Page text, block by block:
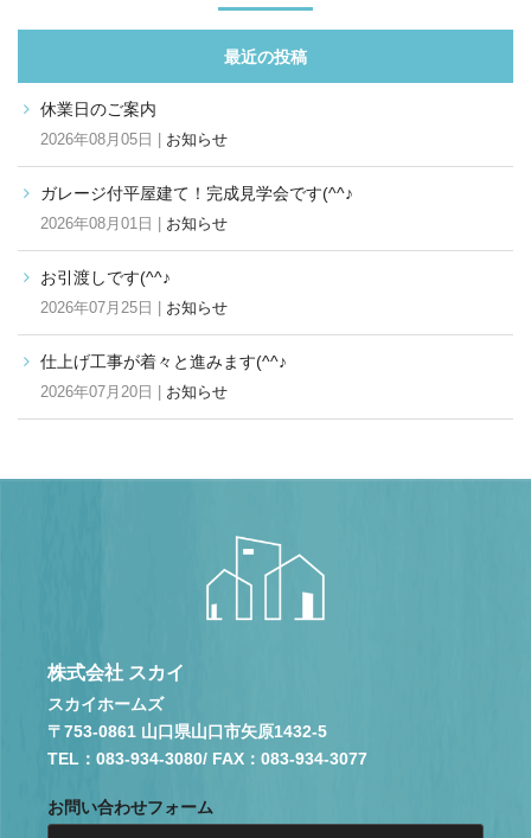
最近の投稿
休業日のご案内
2026年08月05日 | お知らせ
ガレージ付平屋建て！完成見学会です(^^♪
2026年08月01日 | お知らせ
お引渡しです(^^♪
2026年07月25日 | お知らせ
仕上げ工事が着々と進みます(^^♪
2026年07月20日 | お知らせ
株式会社 スカイ
スカイホームズ
〒753-0861 山口県山口市矢原1432-5
TEL：083-934-3080/ FAX：083-934-3077
お問い合わせフォーム